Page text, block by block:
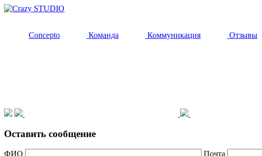
Concepto Команда Коммуникация Отзывы
Оставить сообщение
ФИО Почта